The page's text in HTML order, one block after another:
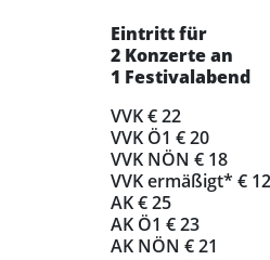
Eintritt für
2 Konzerte an
1 Festivalabend
VVK € 22
VVK Ö1 € 20
VVK NÖN € 18
VVK ermäßigt* € 12
AK € 25
AK Ö1 € 23
AK NÖN € 21